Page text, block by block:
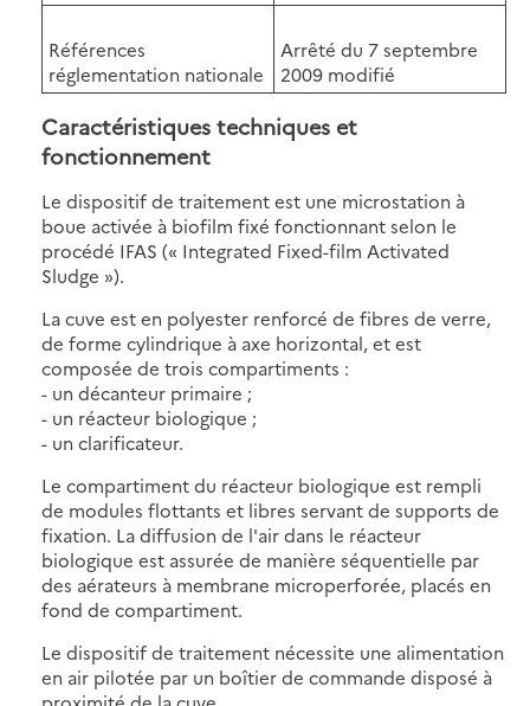
Références
réglementation nationale
Arrêté du 7 septembre
2009 modifié
Caractéristiques techniques et
fonctionnement
Le dispositif de traitement est une microstation à
boue activée à biofilm fixé fonctionnant selon le
procédé IFAS (« Integrated Fixed-film Activated
Sludge »).
La cuve est en polyester renforcé de fibres de verre,
de forme cylindrique à axe horizontal, et est
composée de trois compartiments :
- un décanteur primaire ;
- un réacteur biologique ;
- un clarificateur.
Le compartiment du réacteur biologique est rempli
de modules flottants et libres servant de supports de
fixation. La diffusion de l'air dans le réacteur
biologique est assurée de manière séquentielle par
des aérateurs à membrane microperforée, placés en
fond de compartiment.
Le dispositif de traitement nécessite une alimentation
en air pilotée par un boîtier de commande disposé à